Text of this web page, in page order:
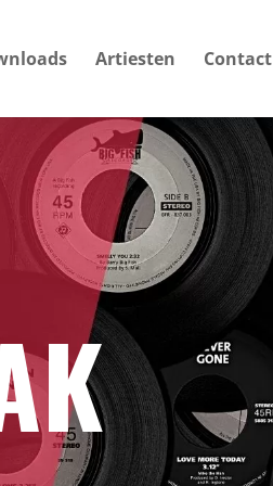
Artiesten Contact